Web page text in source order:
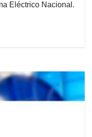
Eléctrico Nacional.